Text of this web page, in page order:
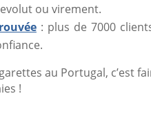
ou virement.
: plus de 7000
au Portugal, c’est
!